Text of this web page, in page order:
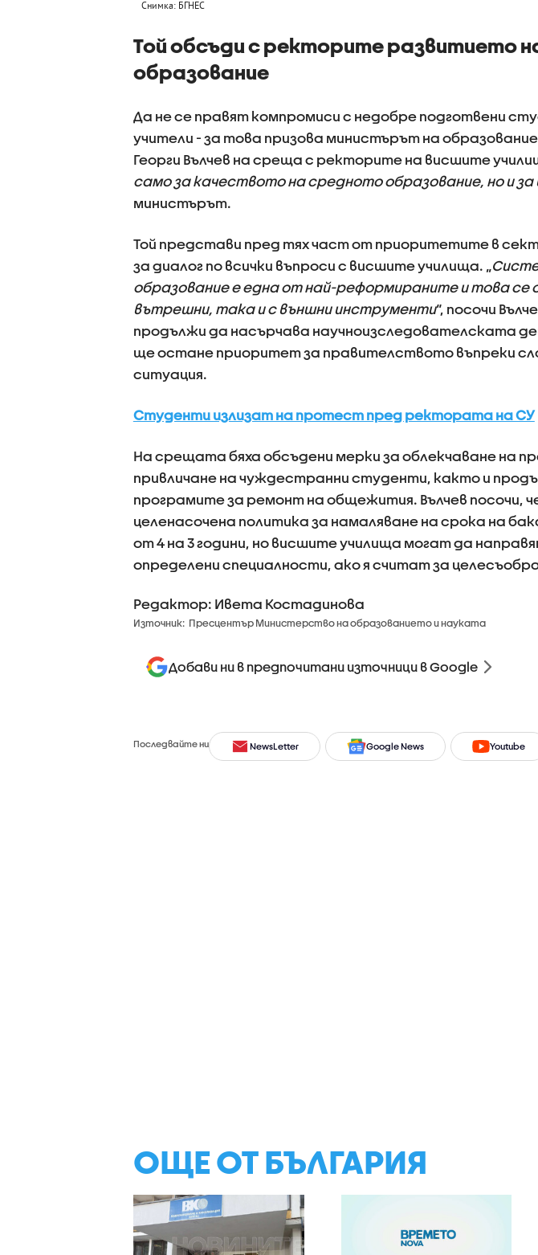
Снимка: БГНЕС
Той обсъди с ректорите развитието
образование
Да не се правят компромиси с недобре подготвени
учители - за това призова министърът на
Георги Вълчев на среща с ректорите на висшите
само за качеството на средното образование, но и
министърът.
Той представи пред тях част от приоритетите в
за диалог по всички въпроси с висшите училища. „
образование е една от най-реформираните и това се
вътрешни, така и с външни инструменти“, посочи
продължи да насърчава научноизследователската
ще остане приоритет за правителството въпреки
ситуация.
Студенти излизат на протест пред ректората на СУ
На срещата бяха обсъдени мерки за облекчаване на
привличане на чуждестранни студенти, както и
програмите за ремонт на общежития. Вълчев посочи,
целенасочена политика за намаляване на срока на
от 4 на 3 години, но висшите училища могат да
определени специалности, ако я считат за
Редактор: Ивета Костадинова
Източник: Пресцентър Министерство на образованието и науката
Добави ни в предпочитани източници в Google
Последвайте ни NewsLetter Google News Youtube
ОЩЕ ОТ БЪЛГАРИЯ